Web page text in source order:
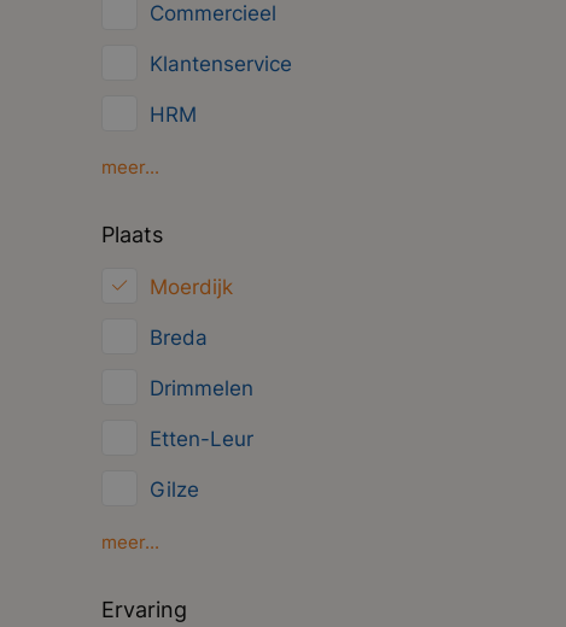
Commercieel
Klantenservice
HRM
Inkoop/Logistiek
meer...
Plaats
Moerdijk
Breda
Drimmelen
Etten-Leur
Gilze
Oosterhout
meer...
Ervaring